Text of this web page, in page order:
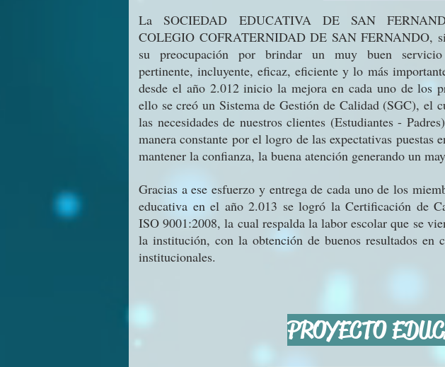
La SOCIEDAD EDUCATIVA DE SAN
COLEGIO COFRATERNIDAD DE SAN FERNANDO,
su preocupación por brindar un muy buen servicio
pertinente, incluyente, eficaz, eficiente y lo más
desde el año 2.012 inicio la mejora en cada uno de los
ello se creó un Sistema de Gestión de Calidad (SGC), el
las necesidades de nuestros clientes (Estudiantes -
manera constante por el logro de las expectativas puestas
mantener la confianza, la buena atención generando un
Gracias a ese esfuerzo y entrega de cada uno de los
educativa en el año 2.013 se logró la Certificación de
ISO 9001:2008, la cual respalda la labor escolar que se
la institución, con la obtención de buenos resultados en
institucionales.
PROYECTO